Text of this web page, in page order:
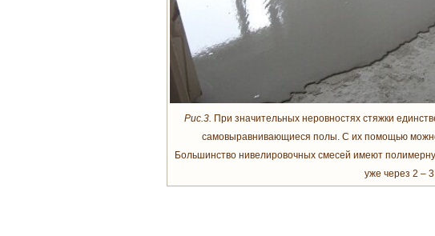
Рис.3. При значительных неровностях стяжки
самовыравнивающиеся полы. С их помощью
Большинство нивелировочных смесей имеют
уже через 2 –